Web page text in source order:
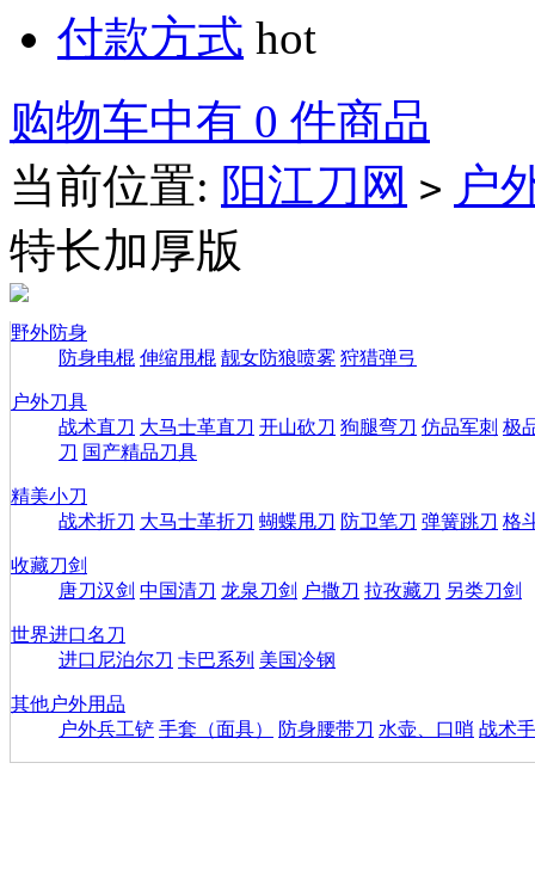
付款方式 hot
购物车中有 0 件商品
当前位置: 阳江刀网 > 户
特长加厚版
野外防身
防身电棍 伸缩甩棍 靓女防狼喷雾 狩猎弹弓
户外刀具
战术直刀 大马士革直刀 开山砍刀 狗腿弯刀 仿品军刺 极
刀 国产精品刀具
精美小刀
战术折刀 大马士革折刀 蝴蝶甩刀 防卫笔刀 弹簧跳刀 格
收藏刀剑
唐刀汉剑 中国清刀 龙泉刀剑 户撒刀 拉孜藏刀 另类刀剑
世界进口名刀
进口尼泊尔刀 卡巴系列 美国冷钢
其他户外用品
户外兵工铲 手套（面具） 防身腰带刀 水壶、口哨 战术